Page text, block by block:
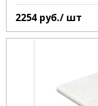
2254 руб./ шт